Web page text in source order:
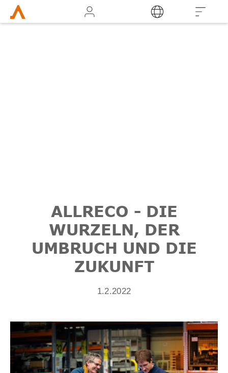
ALLRECO - DIE
WURZELN, DER
UMBRUCH UND DIE
ZUKUNFT
1.2.2022